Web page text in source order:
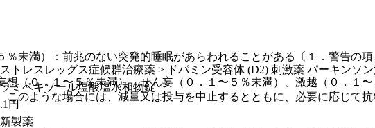
未満）：前兆のない突発的睡眠があらわれることがある〔１．警告の項
（０．１〜５％未満）、せん妄（０．１〜５％未満）、激越（０．１
のような場合には、減量又は投与を中止するとともに、必要に応じて
トレスレッグス症候群治療薬 > ドパミン受容体 (D2) 刺激薬 パーキンソ
ミペキソール塩酸塩水和物錠
円
製薬